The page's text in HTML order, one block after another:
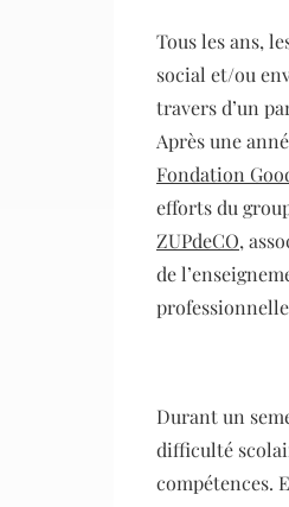
Tous les ans,
social et/ou
travers d’un
Après une
Fondation
efforts du
ZUPdeCO,
de
Durant un
difficulté
compétences.